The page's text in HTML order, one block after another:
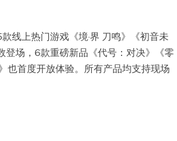
线上热门游戏《境·界 刀鸣》《初音未
登场，6款重磅新品《代号：对决》《零
也首度开放体验。所有产品均支持现场